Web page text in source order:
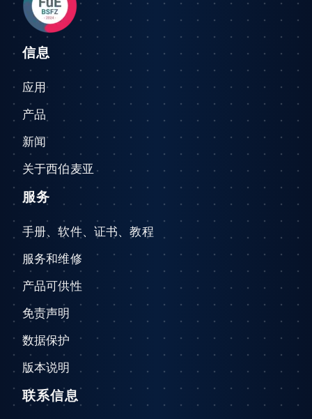
信息
应用
产品
新闻
关于西伯麦亚
服务
手册、软件、证书、教程
服务和维修
产品可供性
免责声明
数据保护
版本说明
联系信息